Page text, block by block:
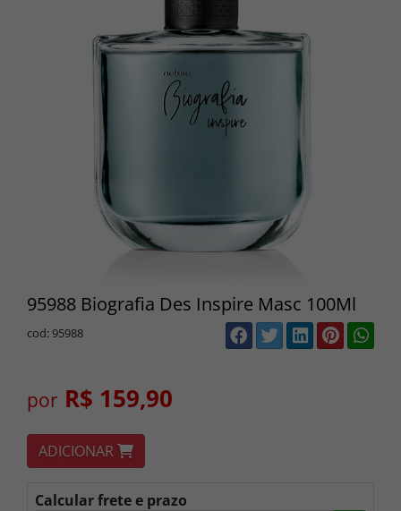
95988 Biografia Des Inspire Masc 100Ml
cod: 95988
por R$ 159,90
ADICIONAR
Calcular frete e prazo